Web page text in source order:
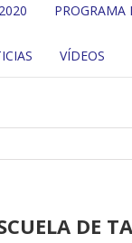
PROGRAMA
VÍDEOS
DE